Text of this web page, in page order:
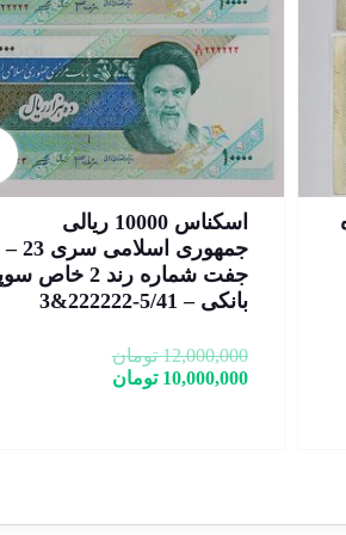
اسکناس 50 ریالی رضا شاه
پهلوی سری سوم 1314 –
C564174